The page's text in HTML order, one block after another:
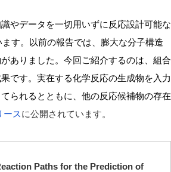
やデータを一切用いずに反応設計可能な
す。以前の報告では、膨大な分子構造
ありました。今回ご紹介するのは、組合
です。実在する化学反応の生成物を入力
られるとともに、他の反応候補物の存在
ースに公開されています。
Paths for the Prediction of